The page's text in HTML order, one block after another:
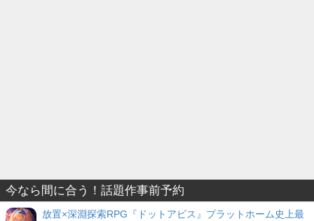
今なら間に合う！話題作事前予約
放置×深淵探索RPG『ドットアビス』プラットホーム史上最